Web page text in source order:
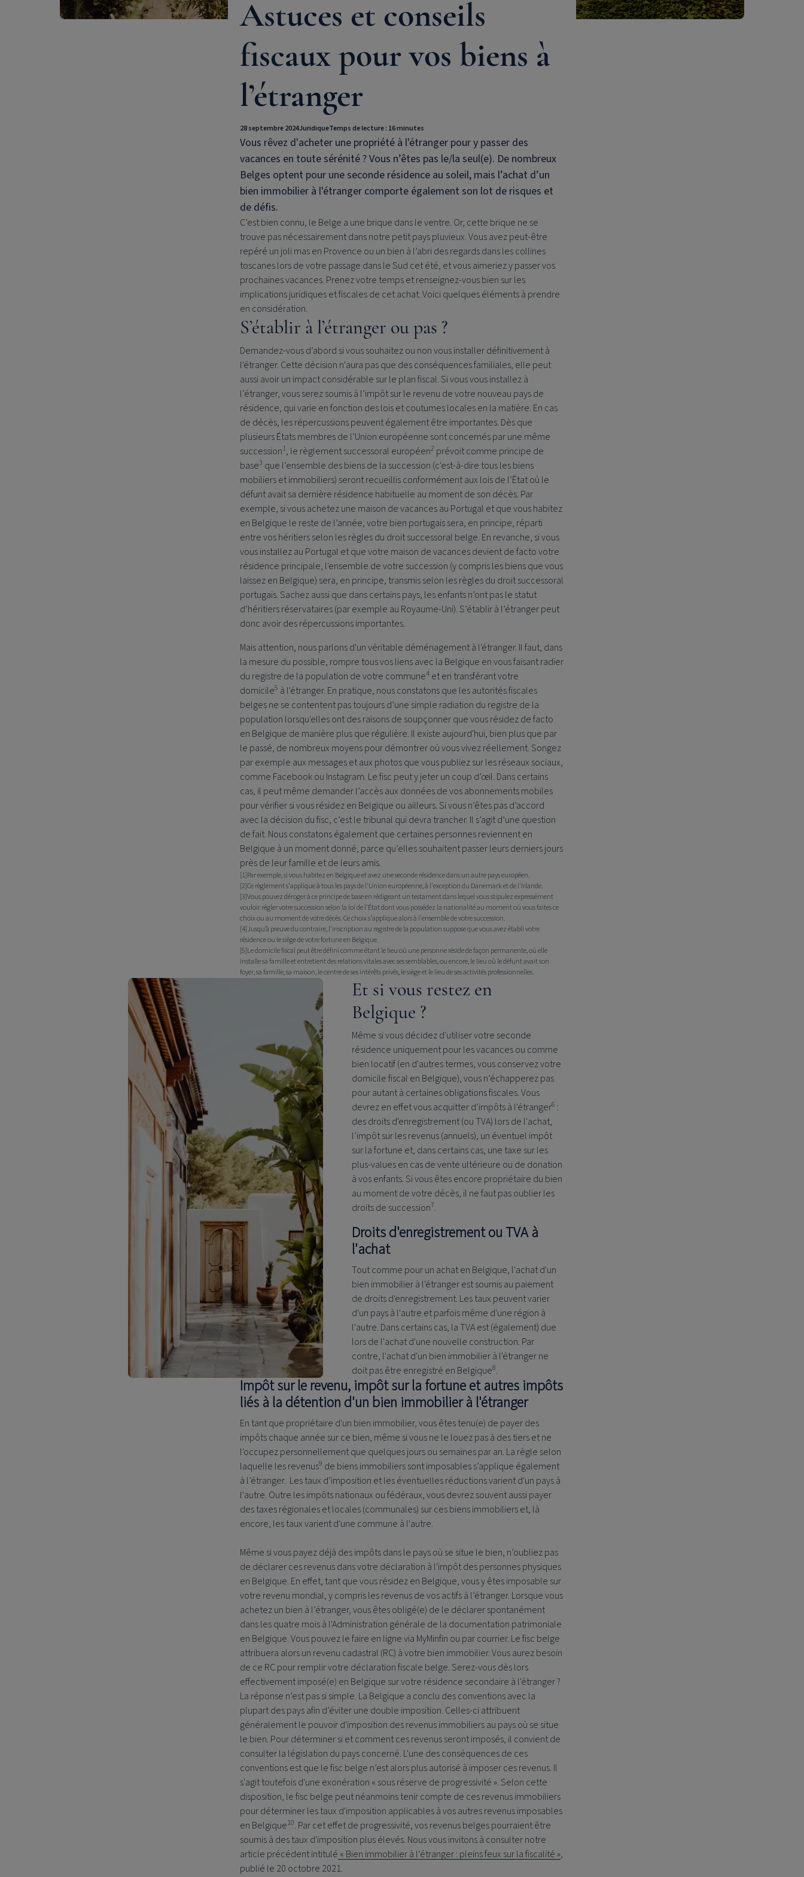
Astuces et conseils
fiscaux pour vos biens à
l’étranger
28 septembre 2024JuridiqueTemps de lecture : 16 minutes
Vous rêvez d'acheter une propriété à l'étranger pour y passer des
vacances en toute sérénité ? Vous n’êtes pas le/la seul(e). De nombreux
Belges optent pour une seconde résidence au soleil, mais l’achat d’un
bien immobilier à l'étranger comporte également son lot de risques et
de défis.
C’est bien connu, le Belge a une brique dans le ventre. Or, cette brique ne se
trouve pas nécessairement dans notre petit pays pluvieux. Vous avez peut-être
repéré un joli mas en Provence ou un bien à l’abri des regards dans les collines
toscanes lors de votre passage dans le Sud cet été, et vous aimeriez y passer vos
prochaines vacances. Prenez votre temps et renseignez-vous bien sur les
implications juridiques et fiscales de cet achat. Voici quelques éléments à prendre
en considération.
S’établir à l’étranger ou pas ?
Demandez-vous d’abord si vous souhaitez ou non vous installer définitivement à
l'étranger. Cette décision n'aura pas que des conséquences familiales, elle peut
aussi avoir un impact considérable sur le plan fiscal. Si vous vous installez à
l’étranger, vous serez soumis à l’impôt sur le revenu de votre nouveau pays de
résidence, qui varie en fonction des lois et coutumes locales en la matière. En cas
de décès, les répercussions peuvent également être importantes. Dès que
plusieurs États membres de l’Union européenne sont concernés par une même
succession1, le règlement successoral européen2 prévoit comme principe de
base3 que l’ensemble des biens de la succession (c'est-à-dire tous les biens
mobiliers et immobiliers) seront recueillis conformément aux lois de l’État où le
défunt avait sa dernière résidence habituelle au moment de son décès. Par
exemple, si vous achetez une maison de vacances au Portugal et que vous habitez
en Belgique le reste de l’année, votre bien portugais sera, en principe, réparti
entre vos héritiers selon les règles du droit successoral belge. En revanche, si vous
vous installez au Portugal et que votre maison de vacances devient de facto votre
résidence principale, l'ensemble de votre succession (y compris les biens que vous
laissez en Belgique) sera, en principe, transmis selon les règles du droit successoral
portugais. Sachez aussi que dans certains pays, les enfants n’ont pas le statut
d’héritiers réservataires (par exemple au Royaume-Uni). S’établir à l’étranger peut
donc avoir des répercussions importantes.
Mais attention, nous parlons d'un véritable déménagement à l'étranger. Il faut, dans
la mesure du possible, rompre tous vos liens avec la Belgique en vous faisant radier
du registre de la population de votre commune4et en transférant votre
domicile5 à l'étranger. En pratique, nous constatons que les autorités fiscales
belges ne se contentent pas toujours d’une simple radiation du registre de la
population lorsqu'elles ont des raisons de soupçonner que vous résidez de facto
en Belgique de manière plus que régulière. Il existe aujourd'hui, bien plus que par
le passé, de nombreux moyens pour démontrer où vous vivez réellement. Songez
par exemple aux messages et aux photos que vous publiez sur les réseaux sociaux,
comme Facebook ou Instagram. Le fisc peut y jeter un coup d’œil. Dans certains
cas, il peut même demander l’accès aux données de vos abonnements mobiles
pour vérifier si vous résidez en Belgique ou ailleurs. Si vous n’êtes pas d’accord
avec la décision du fisc, c’est le tribunal qui devra trancher. Il s’agit d’une question
de fait. Nous constatons également que certaines personnes reviennent en
Belgique à un moment donné, parce qu’elles souhaitent passer leurs derniers jours
près de leur famille et de leurs amis.
[1]Par exemple, si vous habitez en Belgique et avez une seconde résidence dans un autre pays européen.
[2]Ce règlement s'applique à tous les pays de l'Union européenne, à l'exception du Danemark et de l'Irlande.
[3]Vous pouvez déroger à ce principe de base en rédigeant un testament dans lequel vous stipulez expressément
vouloir régler votre succession selon la loi de l'État dont vous possédez la nationalité au moment où vous faites ce
choix ou au moment de votre décès. Ce choix s'applique alors à l'ensemble de votre succession.
[4]Jusqu’à preuve du contraire, l'inscription au registre de la population suppose que vous avez établi votre
résidence ou le siège de votre fortune en Belgique.
[5]Le domicile fiscal peut être défini comme étant le lieu où une personne réside de façon permanente, où elle
installe sa famille et entretient des relations vitales avec ses semblables, ou encore, le lieu où le défunt avait son
foyer, sa famille, sa maison, le centre de ses intérêts privés, le siège et le lieu de ses activités professionnelles.
Et si vous restez en
Belgique ?
Même si vous décidez d'utiliser votre seconde
résidence uniquement pour les vacances ou comme
bien locatif (en d'autres termes, vous conservez votre
domicile fiscal en Belgique), vous n’échapperez pas
pour autant à certaines obligations fiscales. Vous
devrez en effet vous acquitter d’impôts à l'étranger6 :
des droits d'enregistrement (ou TVA) lors de l'achat,
l’impôt sur les revenus (annuels), un éventuel impôt
sur la fortune et, dans certains cas, une taxe sur les
plus-values en cas de vente ultérieure ou de donation
à vos enfants. Si vous êtes encore propriétaire du bien
au moment de votre décès, il ne faut pas oublier les
droits de succession7.
Droits d'enregistrement ou TVA à
l'achat
Tout comme pour un achat en Belgique, l'achat d'un
bien immobilier à l'étranger est soumis au paiement
de droits d'enregistrement. Les taux peuvent varier
d'un pays à l'autre et parfois même d'une région à
l'autre. Dans certains cas, la TVA est (également) due
lors de l'achat d'une nouvelle construction. Par
contre, l'achat d'un bien immobilier à l'étranger ne
doit pas être enregistré en Belgique8.
Impôt sur le revenu, impôt sur la fortune et autres impôts
liés à la détention d'un bien immobilier à l'étranger
En tant que propriétaire d'un bien immobilier, vous êtes tenu(e) de payer des
impôts chaque année sur ce bien, même si vous ne le louez pas à des tiers et ne
l'occupez personnellement que quelques jours ou semaines par an. La règle selon
laquelle les revenus9 de biens immobiliers sont imposables s’applique également
à l’étranger. Les taux d’imposition et les éventuelles réductions varient d'un pays à
l'autre. Outre les impôts nationaux ou fédéraux, vous devrez souvent aussi payer
des taxes régionales et locales (communales) sur ces biens immobiliers et, là
encore, les taux varient d'une commune à l'autre.
Même si vous payez déjà des impôts dans le pays où se situe le bien, n’oubliez pas
de déclarer ces revenus dans votre déclaration à l'impôt des personnes physiques
en Belgique. En effet, tant que vous résidez en Belgique, vous y êtes imposable sur
votre revenu mondial, y compris les revenus de vos actifs à l’étranger. Lorsque vous
achetez un bien à l’étranger, vous êtes obligé(e) de le déclarer spontanément
dans les quatre mois à l'Administration générale de la documentation patrimoniale
en Belgique. Vous pouvez le faire en ligne via MyMinfin ou par courrier. Le fisc belge
attribuera alors un revenu cadastral (RC) à votre bien immobilier. Vous aurez besoin
de ce RC pour remplir votre déclaration fiscale belge. Serez-vous dès lors
effectivement imposé(e) en Belgique sur votre résidence secondaire à l'étranger ?
La réponse n’est pas si simple. La Belgique a conclu des conventions avec la
plupart des pays afin d’éviter une double imposition. Celles-ci attribuent
généralement le pouvoir d'imposition des revenus immobiliers au pays où se situe
le bien. Pour déterminer si et comment ces revenus seront imposés, il convient de
consulter la législation du pays concerné. L'une des conséquences de ces
conventions est que le fisc belge n’est alors plus autorisé à imposer ces revenus. Il
s'agit toutefois d'une exonération « sous réserve de progressivité ». Selon cette
disposition, le fisc belge peut néanmoins tenir compte de ces revenus immobiliers
pour déterminer les taux d'imposition applicables à vos autres revenus imposables
en Belgique10. Par cet effet de progressivité, vos revenus belges pourraient être
soumis à des taux d'imposition plus élevés. Nous vous invitons à consulter notre
article précédent intitulé « Bien immobilier à l’étranger : pleins feux sur la fiscalité »,
publié le 20 octobre 2021.